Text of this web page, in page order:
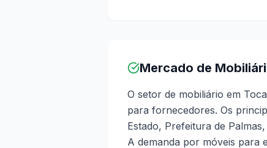
Mercado de
O setor de mobiliário em
para fornecedores. Os
Estado, Prefeitura de
A demanda por móveis para